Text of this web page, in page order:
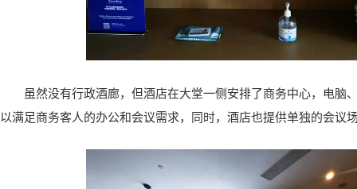
虽然没有行政酒廊，但酒店在大堂一侧安排了商务中心，电脑
以满足商务客人的办公和会议需求，同时，酒店也提供单独的会议